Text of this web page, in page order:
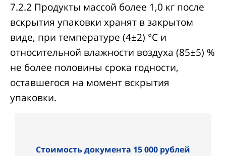
7.2.2 Продукты массой более 1,0 кг после
вскрытия упаковки хранят в закрытом
виде, при температуре (4±2) °С и
относительной влажности воздуха (85±5) %
не более половины срока годности,
оставшегося на момент вскрытия
упаковки.
Стоимость документа 15 000 рублей